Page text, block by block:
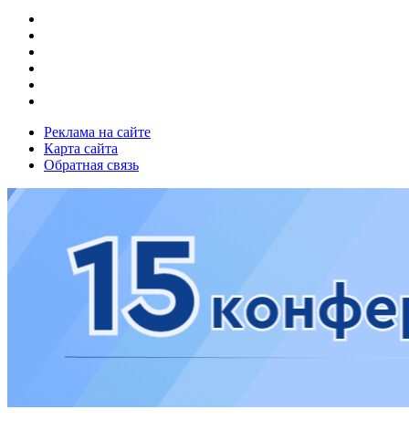
Реклама на сайте
Карта сайта
Обратная связь